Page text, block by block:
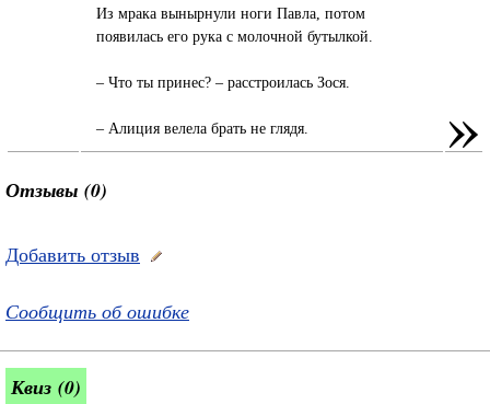
Из мрака вынырнули ноги Павла, потом
появилась его рука с молочной бутылкой.
– Что ты принес? – расстроилась Зося.
– Алиция велела брать не глядя. »
Отзывы (0)
Добавить отзыв
Сообщить об ошибке
Квиз (0)